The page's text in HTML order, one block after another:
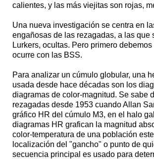
calientes, y las más viejitas son rojas,
Una nueva investigación se centra en
engañosas de las rezagadas, a las que
Lurkers, ocultas. Pero primero
ocurre con las BSS.
Para analizar un cúmulo globular, una
usada desde hace décadas son los
diagramas de color-magnitud. Se sabe
rezagadas desde 1953 cuando Allan
gráfico HR del cúmulo M3, en el halo
diagramas HR grafican la magnitud
color-temperatura de una población
localización del "gancho" o punto de
secuencia principal es usado para